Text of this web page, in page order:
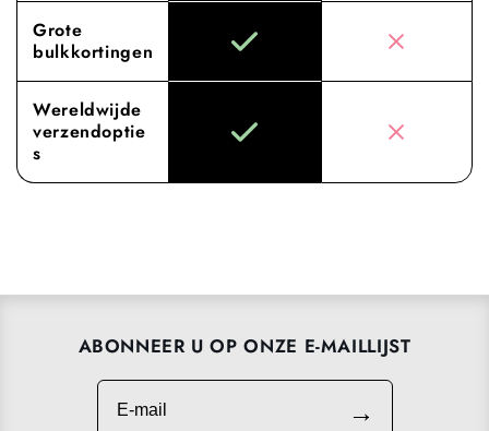
Grote
bulkkortingen
Wereldwijde
verzendoptie
s
ABONNEER U OP ONZE E-MAILLIJST
E-mail
→